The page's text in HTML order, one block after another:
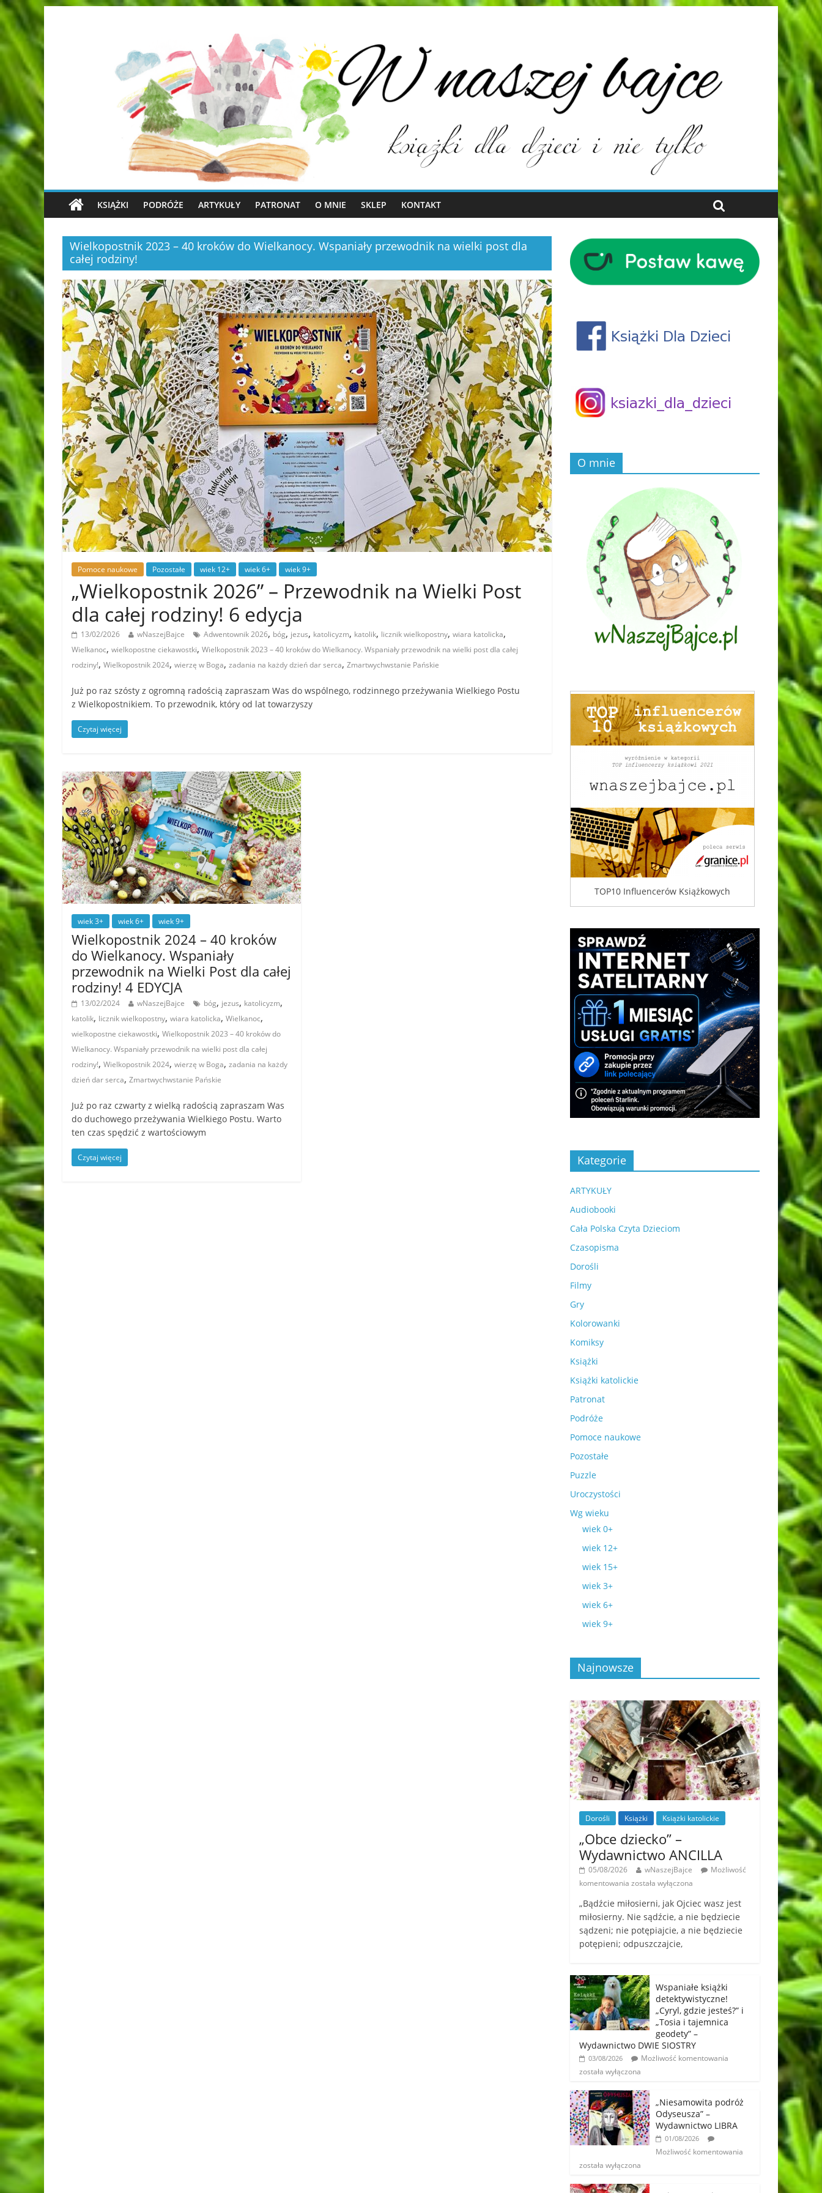
KSIĄŻKI PODRÓŻE ARTYKUŁY PATRONAT O MNIE SKLEP KONTAKT
Wielkopostnik 2023 – 40 kroków do Wielkanocy. Wspaniały przewodnik na wielki post dla
całej rodziny!
Pomoce naukowe Pozostałe wiek 12+ wiek 6+ wiek 9+
„Wielkopostnik 2026” – Przewodnik na Wielki Post
dla całej rodziny! 6 edycja
13/02/2026 wNaszejBajce Adwentownik 2026, bóg, jezus, katolicyzm, katolik, licznik wielkopostny, wiara katolicka,
Wielkanoc, wielkopostne ciekawostki, Wielkopostnik 2023 – 40 kroków do Wielkanocy. Wspaniały przewodnik na wielki post dla całej
rodziny!, Wielkopostnik 2024, wierzę w Boga, zadania na każdy dzień dar serca, Zmartwychwstanie Pańskie
Już po raz szósty z ogromną radością zapraszam Was do wspólnego, rodzinnego przeżywania Wielkiego Postu
z Wielkopostnikiem. To przewodnik, który od lat towarzyszy
Czytaj więcej
wiek 3+ wiek 6+ wiek 9+
Wielkopostnik 2024 – 40 kroków
do Wielkanocy. Wspaniały
przewodnik na Wielki Post dla całej
rodziny! 4 EDYCJA
13/02/2024 wNaszejBajce bóg, jezus, katolicyzm,
katolik, licznik wielkopostny, wiara katolicka, Wielkanoc,
wielkopostne ciekawostki, Wielkopostnik 2023 – 40 kroków do
Wielkanocy. Wspaniały przewodnik na wielki post dla całej
rodziny!, Wielkopostnik 2024, wierzę w Boga, zadania na każdy
dzień dar serca, Zmartwychwstanie Pańskie
Już po raz czwarty z wielką radością zapraszam Was
do duchowego przeżywania Wielkiego Postu. Warto
ten czas spędzić z wartościowym
Czytaj więcej
O mnie
TOP10 Influencerów Książkowych
Kategorie
ARTYKUŁY
Audiobooki
Cała Polska Czyta Dzieciom
Czasopisma
Dorośli
Filmy
Gry
Kolorowanki
Komiksy
Książki
Książki katolickie
Patronat
Podróże
Pomoce naukowe
Pozostałe
Puzzle
Uroczystości
Wg wieku
wiek 0+
wiek 12+
wiek 15+
wiek 3+
wiek 6+
wiek 9+
Najnowsze
Dorośli Książki Książki katolickie
„Obce dziecko” –
Wydawnictwo ANCILLA
05/08/2026 wNaszejBajce
Możliwość
komentowania została wyłączona
„Bądźcie miłosierni, jak Ojciec wasz jest
miłosierny. Nie sądźcie, a nie będziecie
sądzeni; nie potępiajcie, a nie będziecie
potępieni; odpuszczajcie,
Wspaniałe książki
detektywistyczne!
„Cyryl, gdzie jesteś?” i
„Tosia i tajemnica
geodety” –
Wydawnictwo DWIE SIOSTRY
03/08/2026
Możliwość komentowania
została wyłączona
„Niesamowita podróż
Odyseusza” –
Wydawnictwo LIBRA
01/08/2026
Możliwość komentowania
została wyłączona